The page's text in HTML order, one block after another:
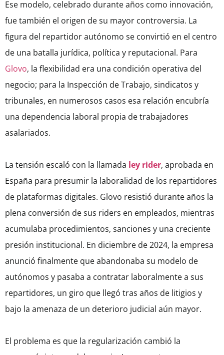
Ese modelo, celebrado durante años como innovación,
fue también el origen de su mayor controversia. La
figura del repartidor autónomo se convirtió en el centro
de una batalla jurídica, política y reputacional. Para
Glovo, la flexibilidad era una condición operativa del
negocio; para la Inspección de Trabajo, sindicatos y
tribunales, en numerosos casos esa relación encubría
una dependencia laboral propia de trabajadores
asalariados.
La tensión escaló con la llamada ley rider, aprobada en
España para presumir la laboralidad de los repartidores
de plataformas digitales. Glovo resistió durante años la
plena conversión de sus riders en empleados, mientras
acumulaba procedimientos, sanciones y una creciente
presión institucional. En diciembre de 2024, la empresa
anunció finalmente que abandonaba su modelo de
autónomos y pasaba a contratar laboralmente a sus
repartidores, un giro que llegó tras años de litigios y
bajo la amenaza de un deterioro judicial aún mayor.
El problema es que la regularización cambió la